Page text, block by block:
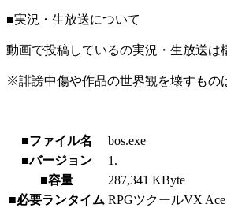
■実況・生放送について
動画で投稿しているの実況・生放送は
※誹謗中傷や作品の世界観を壊すもの
■ファイル名
bos.exe
■バージョン
1.
■容量
287,341 KByte
■必要ランタイム RPGツクールVX Ace